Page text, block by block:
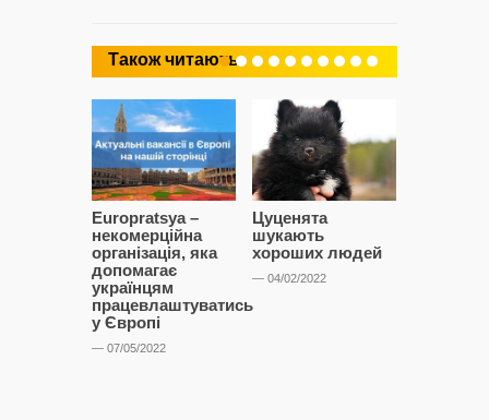
Також читають
Europratsya –
некомерційна
організація, яка
допомагає
українцям
працевлаштуватись
у Європі
— 07/05/2022
Цуценята
шукають
хороших людей
— 04/02/2022